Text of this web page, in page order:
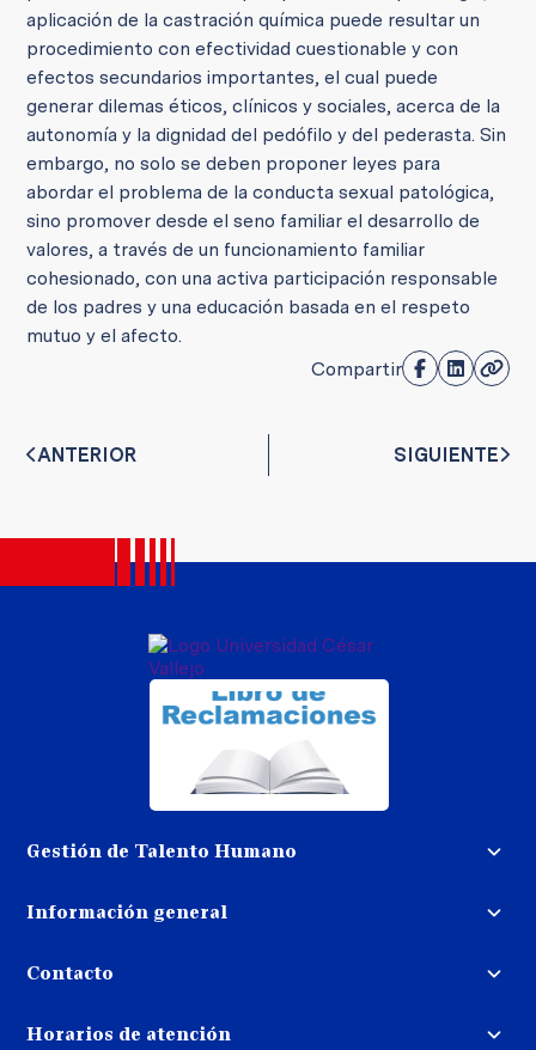
aplicación de la castración química puede resultar un
procedimiento con efectividad cuestionable y con
efectos secundarios importantes, el cual puede
generar dilemas éticos, clínicos y sociales, acerca de la
autonomía y la dignidad del pedófilo y del pederasta. Sin
embargo, no solo se deben proponer leyes para
abordar el problema de la conducta sexual patológica,
sino promover desde el seno familiar el desarrollo de
valores, a través de un funcionamiento familiar
cohesionado, con una activa participación responsable
de los padres y una educación basada en el respeto
mutuo y el afecto.
Compartir
ANTERIOR SIGUIENTE
Gestión de Talento Humano
Trabaja con nosotros
Información general
dinero
Libro de reclamaciones
Contacto
llamando al:
Horarios de atención